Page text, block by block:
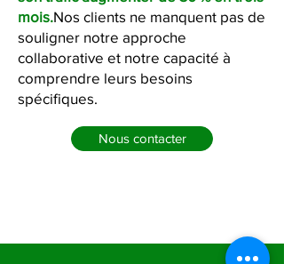
mois.Nos clients ne manquent pas de
souligner notre approche
collaborative et notre capacité à
comprendre leurs besoins
spécifiques.
Nous contacter